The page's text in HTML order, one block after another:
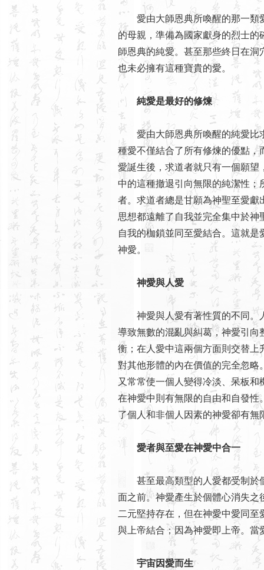
愛由大師恩典所喚醒的那一類
的母親，準備為國家獻身的烈士
師恩典的純愛。甚至那些終日在
也未必擁有這種寶貴的愛。
純愛是最好的修煉
愛由大師恩典所喚醒的純愛比求
種愛不僅結合了所有修煉的優點
愛誕生後，求道者就只有一個願
中的這種撤退引向無限的純潔性
者。求道者總是甘願為神聖至愛
思想都遠離了自我並完全集中於
自我的枷鎖並同至愛結合。這就是
神愛。
神愛與人愛
神愛與人愛有著性質的不同。人
導致無數的混亂與糾葛，神愛引
衡；在人愛中這兩個方面則交替
對其他形體的內在價值的完全忽
又常常使一個人變得冷淡、呆板
在神愛中則有無限的自由和自發
了個人和非個人因素的神愛卻有無
愛者與至愛在神愛中合一
甚至最高類型的人愛都受制於
面之前。神愛產生於個體心消失
二元堅持存在，但在神愛中愛同
與上帝結合；因為神愛即上帝。
宇宙因愛而生